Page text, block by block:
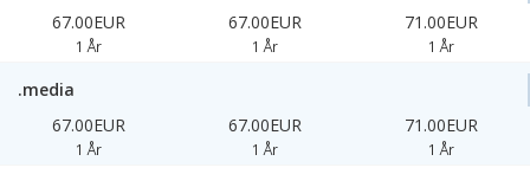
67.00EUR
1 År
67.00EUR
1 År
71.00EUR
1 År
.media
67.00EUR
1 År
67.00EUR
1 År
71.00EUR
1 År